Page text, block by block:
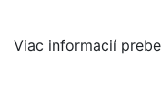
Viac informacií